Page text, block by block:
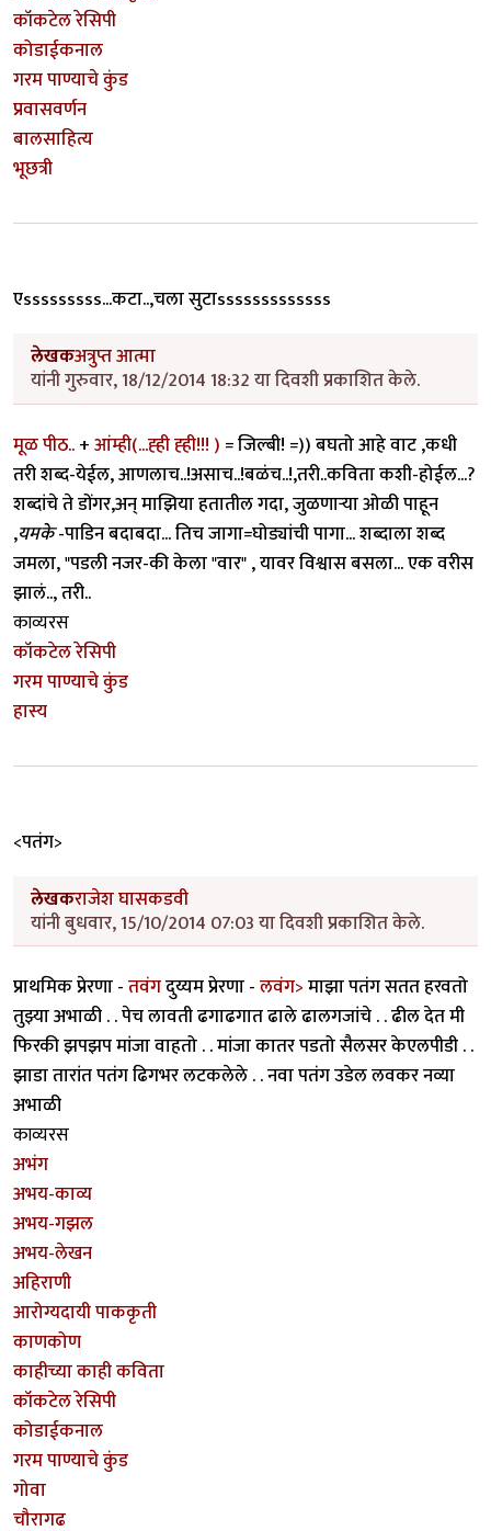
कॉकटेल रेसिपी
कोडाईकनाल
गरम पाण्याचे कुंड
प्रवासवर्णन
बालसाहित्य
भूछत्री
एsssssssss...कटा..,चला सुटाsssssssssssss
लेखकअत्रुप्त आत्मा
यांनी गुरुवार, 18/12/2014 18:32 या दिवशी प्रकाशित केले.
मूळ पीठ..+आंम्ही(...ह्ही ह्ही!!! ) = जिल्बी! =)) बघतो आहे वाट ,कधी
तरी शब्द-येईल, आणलाच..!असाच..!बळंच..!,तरी..कविता कशी-होईल...?
शब्दांचे ते डोंगर,अन् माझिया हतातील गदा, जुळणार्‍या ओळी पाहून
,यमके-पाडिन बदाबदा... तिच जागा=घोड्यांची पागा... शब्दाला शब्द
जमला, "पडली नजर-की केला "वार" , यावर विश्वास बसला... एक वरीस
झालं.., तरी..
काव्यरस
कॉकटेल रेसिपी
गरम पाण्याचे कुंड
हास्य
<पतंग>
लेखकराजेश घासकडवी
यांनी बुधवार, 15/10/2014 07:03 या दिवशी प्रकाशित केले.
प्राथमिक प्रेरणा -तवंगदुय्यम प्रेरणा -लवंग>माझा पतंग सतत हरवतो
तुझ्या अभाळी . . पेच लावती ढगाढगात ढाले ढालगजांचे . . ढील देत मी
फिरकी झपझप मांजा वाहतो . . मांजा कातर पडतो सैलसर केएलपीडी . .
झाडा तारांत पतंग ढिगभर लटकलेले . . नवा पतंग उडेल लवकर नव्या
अभाळी
काव्यरस
अभंग
अभय-काव्य
अभय-गझल
अभय-लेखन
अहिराणी
आरोग्यदायी पाककृती
काणकोण
काहीच्या काही कविता
कॉकटेल रेसिपी
कोडाईकनाल
गरम पाण्याचे कुंड
गोवा
चौरागढ